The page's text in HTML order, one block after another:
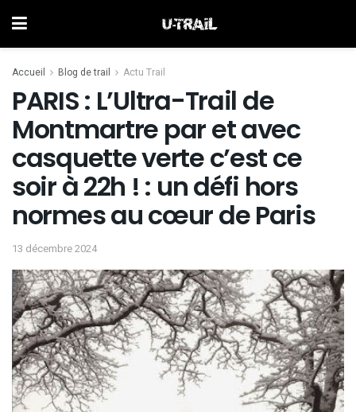
Accueil Blog de trail Actu Trail
PARIS : L’Ultra-Trail de
Montmartre par et avec
casquette verte c’est ce
soir à 22h ! : un défi hors
normes au cœur de Paris
13 décembre 2024